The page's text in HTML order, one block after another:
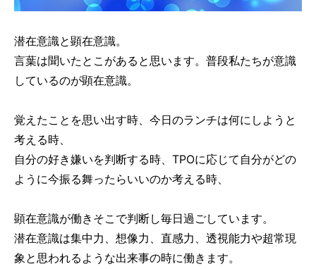
潜在意識と顕在意識。
言葉は聞いたとこがあると思います。普段私たちが意識
しているのが顕在意識。
覚えたことを思い出す時、今日のランチは何にしようと
考える時、
自分の好き嫌いを判断する時、TPOに応じて自分がどの
ように今振る舞ったらいいのか考える時、
顕在意識が働きそこで判断し毎日過ごしています。
潜在意識は集中力、想像力、直感力、透視能力や超常現
象と思われるような出来事の時に働きます。